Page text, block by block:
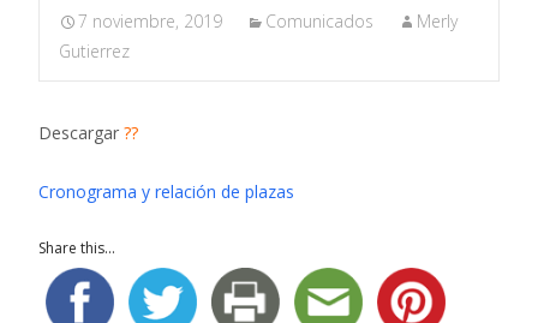
7 noviembre, 2019 Comunicados
Merly
Gutierrez
Descargar ??
Cronograma y relación de plazas
Share this...